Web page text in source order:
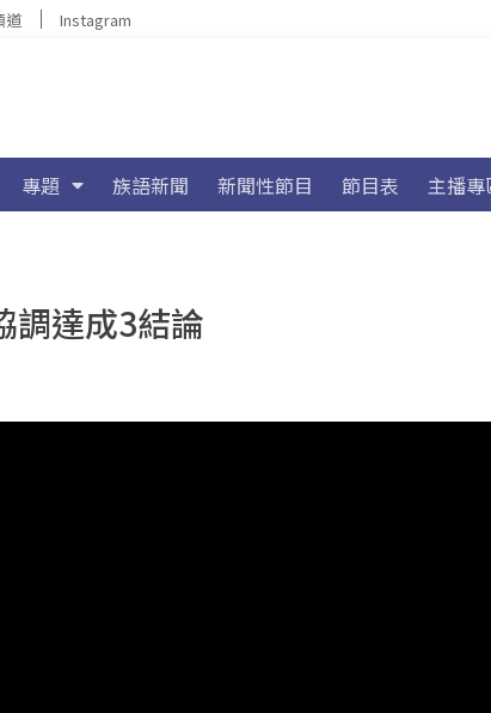
道 Instagram
專題 族語新聞 新聞性節目 節目表 主播專
調達成3結論